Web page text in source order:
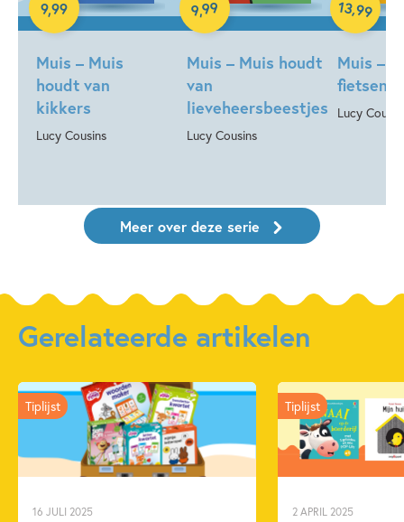
Muis – Muis
houdt van
kikkers
Lucy Cousins
9,99
Muis – Muis houdt
van
lieveheersbeestjes
Lucy Cousins
9,99
Muis –
fietsen
Lucy
13,99
Meer over deze serie
Gerelateerde artikelen
16 JULI 2025
Tiplijst
2 APRIL 2025
Tiplijst